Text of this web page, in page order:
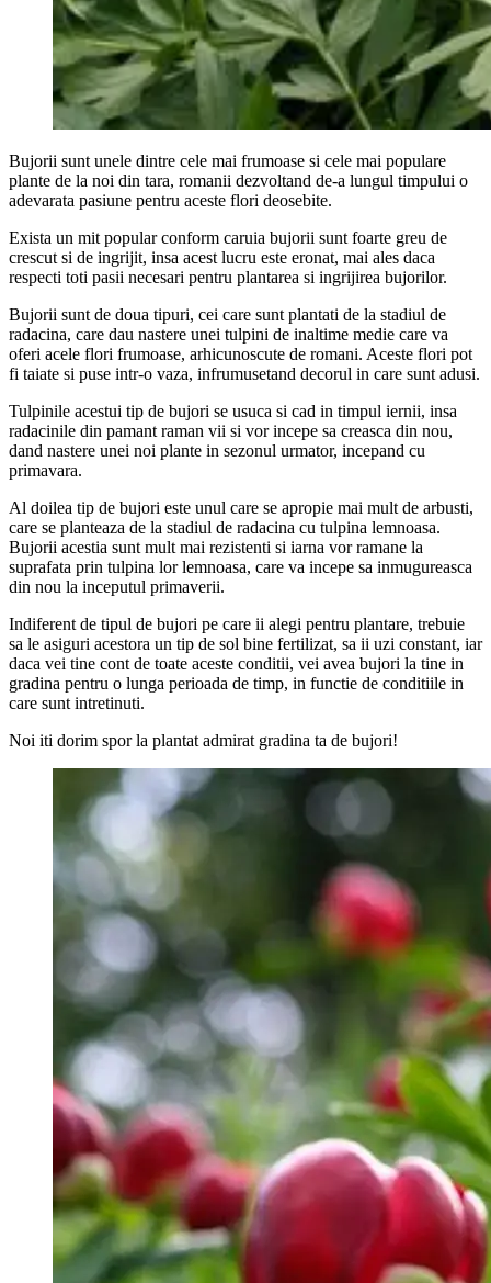
Bujorii sunt unele dintre cele mai frumoase si cele mai populare
plante de la noi din tara, romanii dezvoltand de-a lungul timpului o
adevarata pasiune pentru aceste flori deosebite.
Exista un mit popular conform caruia bujorii sunt foarte greu de
crescut si de ingrijit, insa acest lucru este eronat, mai ales daca
respecti toti pasii necesari pentru plantarea si ingrijirea bujorilor.
Bujorii sunt de doua tipuri, cei care sunt plantati de la stadiul de
radacina, care dau nastere unei tulpini de inaltime medie care va
oferi acele flori frumoase, arhicunoscute de romani. Aceste flori pot
fi taiate si puse intr-o vaza, infrumusetand decorul in care sunt adusi.
Tulpinile acestui tip de bujori se usuca si cad in timpul iernii, insa
radacinile din pamant raman vii si vor incepe sa creasca din nou,
dand nastere unei noi plante in sezonul urmator, incepand cu
primavara.
Al doilea tip de bujori este unul care se apropie mai mult de arbusti,
care se planteaza de la stadiul de radacina cu tulpina lemnoasa.
Bujorii acestia sunt mult mai rezistenti si iarna vor ramane la
suprafata prin tulpina lor lemnoasa, care va incepe sa inmugureasca
din nou la inceputul primaverii.
Indiferent de tipul de bujori pe care ii alegi pentru plantare, trebuie
sa le asiguri acestora un tip de sol bine fertilizat, sa ii uzi constant, iar
daca vei tine cont de toate aceste conditii, vei avea bujori la tine in
gradina pentru o lunga perioada de timp, in functie de conditiile in
care sunt intretinuti.
Noi iti dorim spor la plantat admirat gradina ta de bujori!